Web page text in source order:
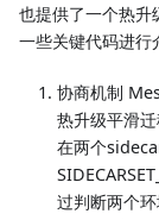
也提供了一个热
一些关键代码进行
协商机制
热升级平滑
在两个
过判断两个